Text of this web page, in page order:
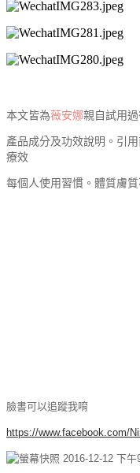
本文皆為薇安娜親自試用
產品成分及功效說明。引
療效
每個人使用習慣。體質膚
臉書可以追蹤我唷
https://www.facebook.com/